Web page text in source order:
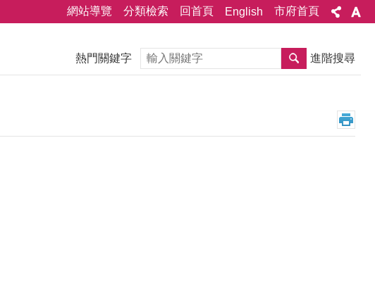
網站導覽 分類檢索 回首頁 English 市府首頁
熱門關鍵字 搜尋 進階搜尋